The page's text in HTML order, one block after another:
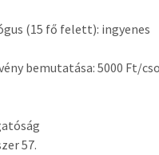
(15 fő felett): ingyenes
bemutatása: 5000 Ft/
57.